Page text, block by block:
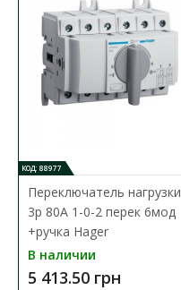
КОД: 88977
Переключатель нагрузки
3p 80А 1-0-2 перек 6мод
+ручка Hager
В наличии
5 413.50 грн